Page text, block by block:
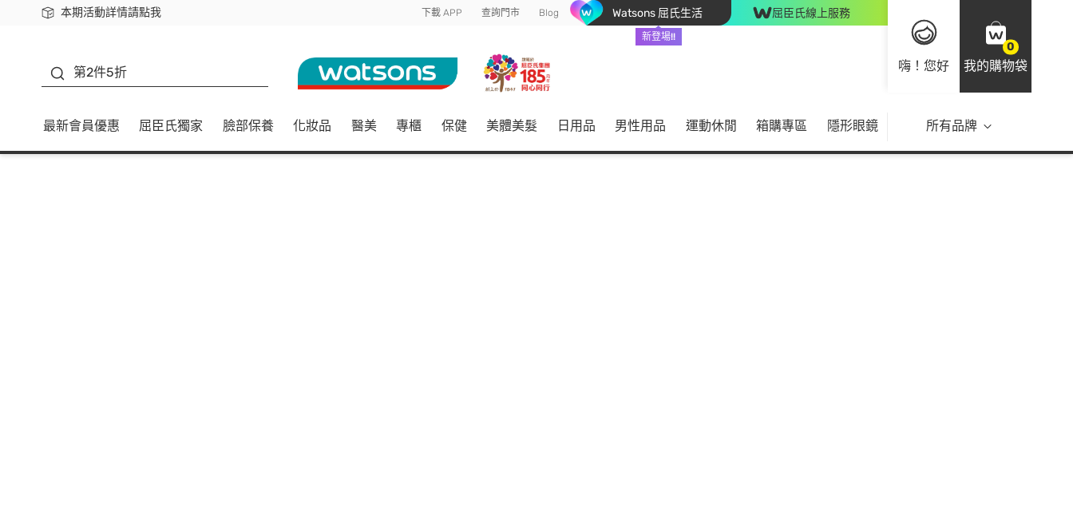
本期活動詳情請點我
下載app最高回饋$350 下載 APP 查詢門市 Blog Watsons 屈氏生活
新登場!!
屈臣氏線上服務
嗨！您好
0
我的購物袋
第2件5折
最新會員優惠 屈臣氏獨家 臉部保養 化妝品 醫美 專櫃 保健 美體美髮 日用品 男性用品 運動休閒 箱購專區 隱形眼鏡 所有品牌